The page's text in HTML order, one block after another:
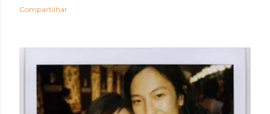
Compartilhar